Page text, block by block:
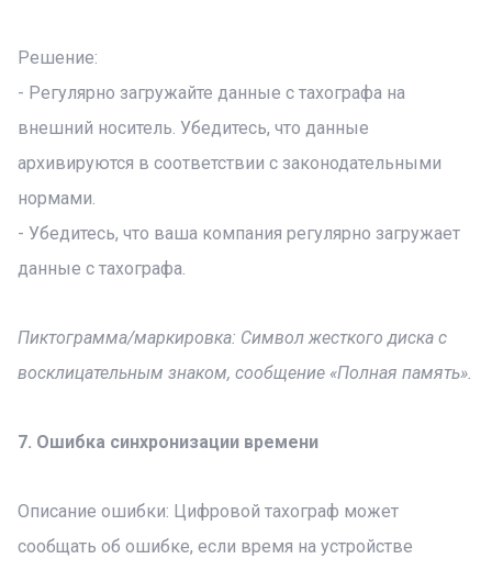
Решение:
- Регулярно загружайте данные с тахографа на
внешний носитель. Убедитесь, что данные
архивируются в соответствии с законодательными
нормами.
- Убедитесь, что ваша компания регулярно загружает
данные с тахографа.
Пиктограмма/маркировка: Символ жесткого диска с
восклицательным знаком, сообщение «Полная память».
7. Ошибка синхронизации времени
Описание ошибки: Цифровой тахограф может
сообщать об ошибке, если время на устройстве